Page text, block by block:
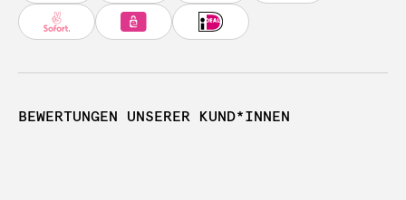
BEWERTUNGEN UNSERER KUND*INNEN